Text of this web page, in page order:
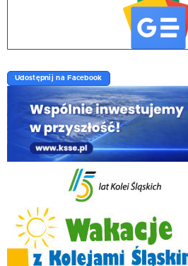
Udostępnij na Facebook